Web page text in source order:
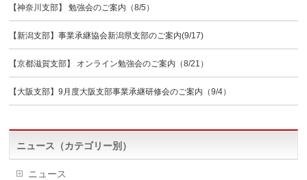
【神奈川支部】 勉強会のご案内（8/5）
【新潟支部】事業承継協会新潟県支部のご案内(9/17)
【京都滋賀支部】 オンライン勉強会のご案内（8/21）
【大阪支部】9月度大阪支部事業承継研修会のご案内（9/4）
ニュース（カテゴリー別）
ニュース